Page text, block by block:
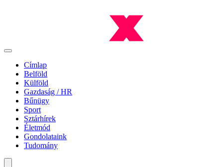
Címlap
Belföld
Külföld
Gazdaság / HR
Bűnügy
Sport
Sztárhírek
Életmód
Gondolataink
Tudomány